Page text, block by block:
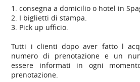
1. consegna a domicilio o hotel in
2. I biglietti di stampa.
3. Pick up ufficio.
Tutti i clienti dopo aver fatto l
numero di prenotazione e un
essere informati
in ogni
prenotazione.